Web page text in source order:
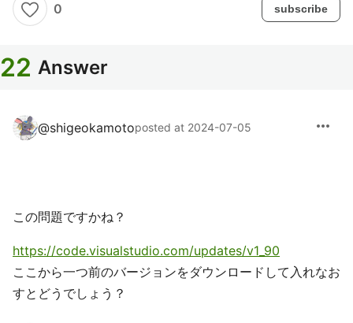
0 subscribe
22 Answer
@shigeokamotoposted at 2024-07-05 more_horiz
この問題ですかね？
https://code.visualstudio.com/updates/v1_90
ここから一つ前のバージョンをダウンロードして入れなお
すとどうでしょう？